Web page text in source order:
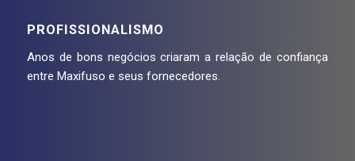
PROFISSIONALISMO
Anos de bons negócios criaram a relação de confiança
entre Maxifuso e seus fornecedores.